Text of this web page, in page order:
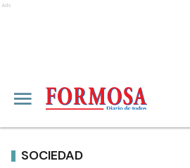
Ads
SOCIEDAD